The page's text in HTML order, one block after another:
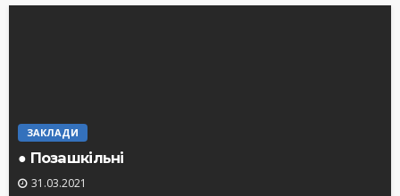
ЗАКЛАДИ
● Позашкільні
31.03.2021